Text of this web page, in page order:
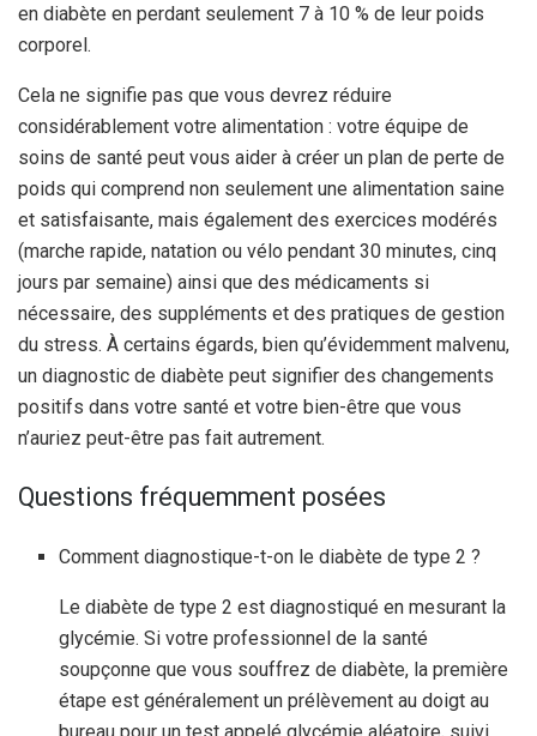
en diabète en perdant seulement 7 à 10 % de leur poids
corporel.
Cela ne signifie pas que vous devrez réduire
considérablement votre alimentation : votre équipe de
soins de santé peut vous aider à créer un plan de perte de
poids qui comprend non seulement une alimentation saine
et satisfaisante, mais également des exercices modérés
(marche rapide, natation ou vélo pendant 30 minutes, cinq
jours par semaine) ainsi que des médicaments si
nécessaire, des suppléments et des pratiques de gestion
du stress. À certains égards, bien qu’évidemment malvenu,
un diagnostic de diabète peut signifier des changements
positifs dans votre santé et votre bien-être que vous
n’auriez peut-être pas fait autrement.
Questions fréquemment posées
Comment diagnostique-t-on le diabète de type 2 ?
Le diabète de type 2 est diagnostiqué en mesurant la
glycémie. Si votre professionnel de la santé
soupçonne que vous souffrez de diabète, la première
étape est généralement un prélèvement au doigt au